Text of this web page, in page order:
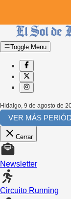
Toggle Menu
Hidalgo, 9 de agosto de
VER MÁS
Cerrar
Newsletter
Circuito Running